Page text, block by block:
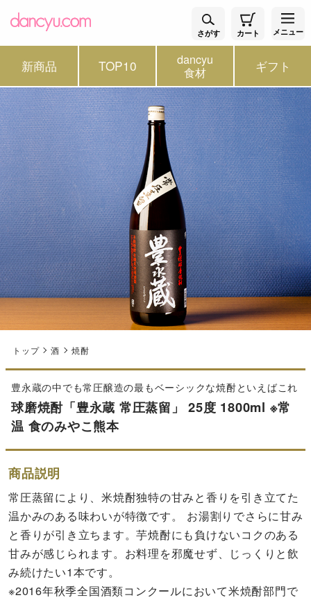
さがす カート メニュー
新商品 TOP10 dancyu
食材 ギフト
トップ 酒 焼酎
豊永蔵の中でも常圧醸造の最もベーシックな焼酎といえばこれ
球磨焼酎「豊永蔵 常圧蒸留」 25度 1800ml ※常
温 食のみやこ熊本
商品説明
常圧蒸留により、米焼酎独特の甘みと香りを引き立てた
温かみのある味わいが特徴です。 お湯割りでさらに甘み
と香りが引き立ちます。芋焼酎にも負けないコクのある
甘みが感じられます。お料理を邪魔せず、じっくりと飲
み続けたい1本です。
※2016年秋季全国酒類コンクールにおいて米焼酎部門で